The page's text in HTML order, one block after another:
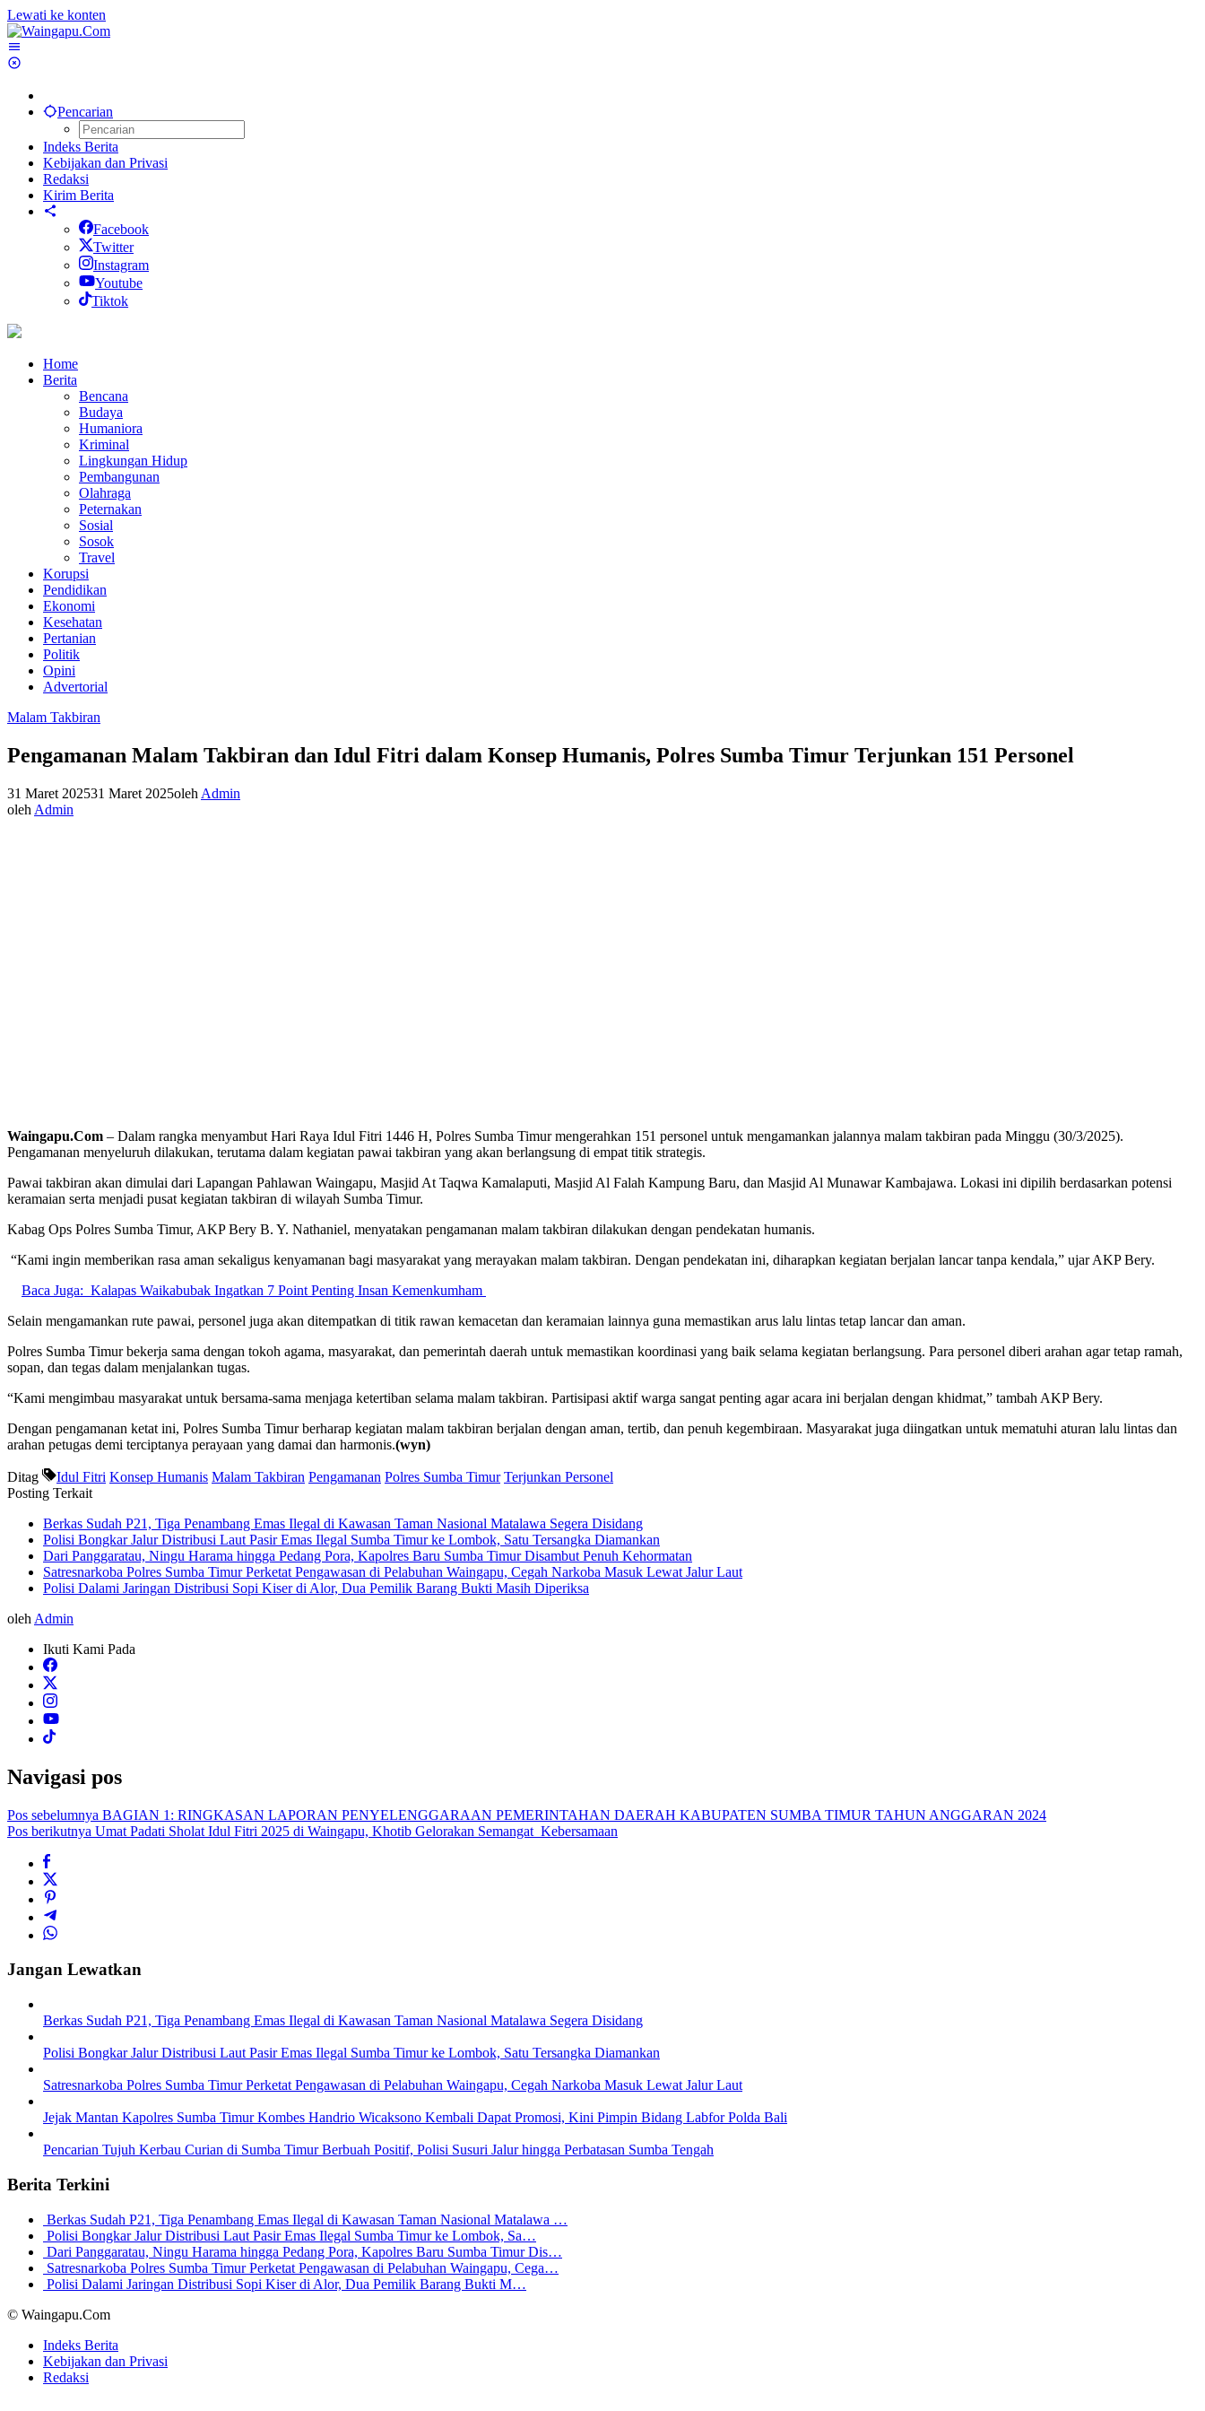
Lewati ke konten
Pencarian
Indeks Berita
Kebijakan dan Privasi
Redaksi
Kirim Berita
Facebook
Twitter
Instagram
Youtube
Tiktok
Home
Berita
Bencana
Budaya
Humaniora
Kriminal
Lingkungan Hidup
Pembangunan
Olahraga
Peternakan
Sosial
Sosok
Travel
Korupsi
Pendidikan
Ekonomi
Kesehatan
Pertanian
Politik
Opini
Advertorial
Malam Takbiran
Pengamanan Malam Takbiran dan Idul Fitri dalam Konsep Humanis, Polres Sumba Timur Terjunkan 151 Personel
31 Maret 202531 Maret 2025oleh Admin
oleh Admin
Waingapu.Com – Dalam rangka menyambut Hari Raya Idul Fitri 1446 H, Polres Sumba Timur mengerahkan 151 personel untuk mengamankan jalannya malam takbiran pada Minggu (30/3/2025).
Pengamanan menyeluruh dilakukan, terutama dalam kegiatan pawai takbiran yang akan berlangsung di empat titik strategis.
Pawai takbiran akan dimulai dari Lapangan Pahlawan Waingapu, Masjid At Taqwa Kamalaputi, Masjid Al Falah Kampung Baru, dan Masjid Al Munawar Kambajawa. Lokasi ini dipilih berdasarkan potensi
keramaian serta menjadi pusat kegiatan takbiran di wilayah Sumba Timur.
Kabag Ops Polres Sumba Timur, AKP Bery B. Y. Nathaniel, menyatakan pengamanan malam takbiran dilakukan dengan pendekatan humanis.
“Kami ingin memberikan rasa aman sekaligus kenyamanan bagi masyarakat yang merayakan malam takbiran. Dengan pendekatan ini, diharapkan kegiatan berjalan lancar tanpa kendala,” ujar AKP Bery.
Baca Juga: Kalapas Waikabubak Ingatkan 7 Point Penting Insan Kemenkumham
Selain mengamankan rute pawai, personel juga akan ditempatkan di titik rawan kemacetan dan keramaian lainnya guna memastikan arus lalu lintas tetap lancar dan aman.
Polres Sumba Timur bekerja sama dengan tokoh agama, masyarakat, dan pemerintah daerah untuk memastikan koordinasi yang baik selama kegiatan berlangsung. Para personel diberi arahan agar tetap ramah,
sopan, dan tegas dalam menjalankan tugas.
“Kami mengimbau masyarakat untuk bersama-sama menjaga ketertiban selama malam takbiran. Partisipasi aktif warga sangat penting agar acara ini berjalan dengan khidmat,” tambah AKP Bery.
Dengan pengamanan ketat ini, Polres Sumba Timur berharap kegiatan malam takbiran berjalan dengan aman, tertib, dan penuh kegembiraan. Masyarakat juga diingatkan untuk mematuhi aturan lalu lintas dan
arahan petugas demi terciptanya perayaan yang damai dan harmonis.(wyn)
Ditag Idul Fitri Konsep Humanis Malam Takbiran Pengamanan Polres Sumba Timur Terjunkan Personel
Posting Terkait
Berkas Sudah P21, Tiga Penambang Emas Ilegal di Kawasan Taman Nasional Matalawa Segera Disidang
Polisi Bongkar Jalur Distribusi Laut Pasir Emas Ilegal Sumba Timur ke Lombok, Satu Tersangka Diamankan
Dari Panggaratau, Ningu Harama hingga Pedang Pora, Kapolres Baru Sumba Timur Disambut Penuh Kehormatan
Satresnarkoba Polres Sumba Timur Perketat Pengawasan di Pelabuhan Waingapu, Cegah Narkoba Masuk Lewat Jalur Laut
Polisi Dalami Jaringan Distribusi Sopi Kiser di Alor, Dua Pemilik Barang Bukti Masih Diperiksa
oleh Admin
Ikuti Kami Pada
Navigasi pos
Pos sebelumnya BAGIAN 1: RINGKASAN LAPORAN PENYELENGGARAAN PEMERINTAHAN DAERAH KABUPATEN SUMBA TIMUR TAHUN ANGGARAN 2024
Pos berikutnya Umat Padati Sholat Idul Fitri 2025 di Waingapu, Khotib Gelorakan Semangat Kebersamaan
Jangan Lewatkan
Berkas Sudah P21, Tiga Penambang Emas Ilegal di Kawasan Taman Nasional Matalawa Segera Disidang
Polisi Bongkar Jalur Distribusi Laut Pasir Emas Ilegal Sumba Timur ke Lombok, Satu Tersangka Diamankan
Satresnarkoba Polres Sumba Timur Perketat Pengawasan di Pelabuhan Waingapu, Cegah Narkoba Masuk Lewat Jalur Laut
Jejak Mantan Kapolres Sumba Timur Kombes Handrio Wicaksono Kembali Dapat Promosi, Kini Pimpin Bidang Labfor Polda Bali
Pencarian Tujuh Kerbau Curian di Sumba Timur Berbuah Positif, Polisi Susuri Jalur hingga Perbatasan Sumba Tengah
Berita Terkini
Berkas Sudah P21, Tiga Penambang Emas Ilegal di Kawasan Taman Nasional Matalawa …
Polisi Bongkar Jalur Distribusi Laut Pasir Emas Ilegal Sumba Timur ke Lombok, Sa…
Dari Panggaratau, Ningu Harama hingga Pedang Pora, Kapolres Baru Sumba Timur Dis…
Satresnarkoba Polres Sumba Timur Perketat Pengawasan di Pelabuhan Waingapu, Cega…
Polisi Dalami Jaringan Distribusi Sopi Kiser di Alor, Dua Pemilik Barang Bukti M…
© Waingapu.Com
Indeks Berita
Kebijakan dan Privasi
Redaksi